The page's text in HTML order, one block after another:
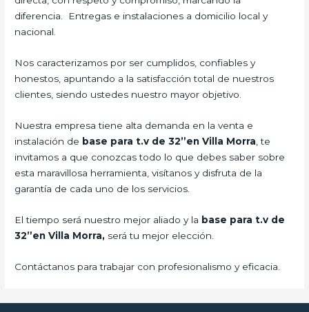
diferencia. Entregas e instalaciones a domicilio local y
nacional.
Nos caracterizamos por ser cumplidos, confiables y
honestos, apuntando a la satisfacción total de nuestros
clientes, siendo ustedes nuestro mayor objetivo.
Nuestra empresa tiene alta demanda en la venta e
instalación de base para t.v de 32”en Villa Morra , te
invitamos a que conozcas todo lo que debes saber sobre
esta maravillosa herramienta, visítanos y disfruta de la
garantía de cada uno de los servicios.
El tiempo será nuestro mejor aliado y la base para t.v de
32”en Villa Morra, será tu mejor elección.
Contáctanos para trabajar con profesionalismo y eficacia.